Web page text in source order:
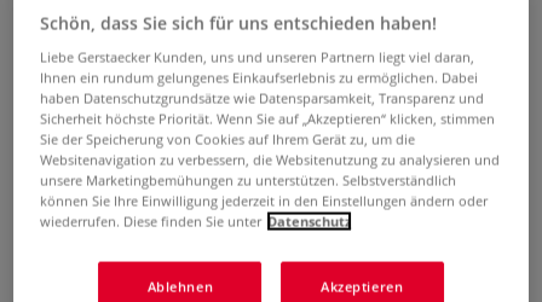
zahlreiche Malmedien. Optimaler Reisebegleiter.
Grammatur: 200 g/qm, Oberfläche Feinkorn. Erhältlich in
verschiedenen Formaten und Cover-Farben.
Mehr
ab 8,17 €
ggf. zuzüglichVersandkosten
Schön, dass Sie sich für uns entschieden haben!
Liebe Gerstaecker Kunden, uns und unseren Partnern liegt viel daran,
Ihnen ein rundum gelungenes Einkaufserlebnis zu ermöglichen. Dabei
haben Datenschutzgrundsätze wie Datensparsamkeit, Transparenz und
Sicherheit höchste Priorität. Wenn Sie auf „Akzeptieren“ klicken, stimmen
Sie der Speicherung von Cookies auf Ihrem Gerät zu, um die
Websitenavigation zu verbessern, die Websitenutzung zu analysieren und
unsere Marketingbemühungen zu unterstützen. Selbstverständlich
können Sie Ihre Einwilligung jederzeit in den Einstellungen ändern oder
wiederrufen. Diese finden Sie unter Datenschutz
Ablehnen Akzeptieren